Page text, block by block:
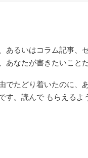
るいはコラム記事
なたが書きたいこと
たどり着いたのに
。読んで もらえるよ